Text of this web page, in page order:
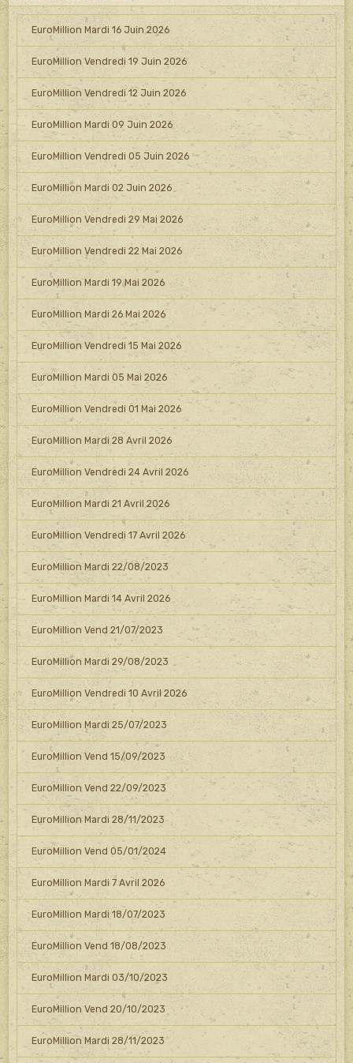
EuroMillion Mardi 16 Juin 2026
EuroMillion Vendredi 19 Juin 2026
EuroMillion Vendredi 12 Juin 2026
EuroMillion Mardi 09 Juin 2026
EuroMillion Vendredi 05 Juin 2026
EuroMillion Mardi 02 Juin 2026
EuroMillion Vendredi 29 Mai 2026
EuroMillion Vendredi 22 Mai 2026
EuroMillion Mardi 19 Mai 2026
EuroMillion Mardi 26 Mai 2026
EuroMillion Vendredi 15 Mai 2026
EuroMillion Mardi 05 Mai 2026
EuroMillion Vendredi 01 Mai 2026
EuroMillion Mardi 28 Avril 2026
EuroMillion Vendredi 24 Avril 2026
EuroMillion Mardi 21 Avril 2026
EuroMillion Vendredi 17 Avril 2026
EuroMillion Mardi 22/08/2023
EuroMillion Mardi 14 Avril 2026
EuroMillion Vend 21/07/2023
EuroMillion Mardi 29/08/2023
EuroMillion Vendredi 10 Avril 2026
EuroMillion Mardi 25/07/2023
EuroMillion Vend 15/09/2023
EuroMillion Vend 22/09/2023
EuroMillion Mardi 28/11/2023
EuroMillion Vend 05/01/2024
EuroMillion Mardi 7 Avril 2026
EuroMillion Mardi 18/07/2023
EuroMillion Vend 18/08/2023
EuroMillion Mardi 03/10/2023
EuroMillion Vend 20/10/2023
EuroMillion Mardi 28/11/2023